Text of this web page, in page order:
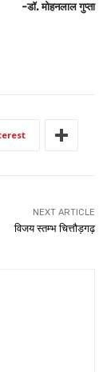
-डॉ. मोहनलाल गुप्ता
NEXT ARTICLE
विजय स्तम्भ चित्तौड़गढ़